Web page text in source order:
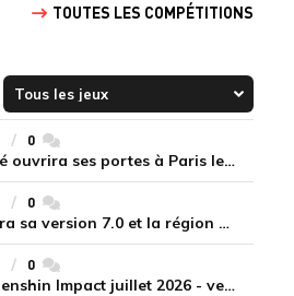
TOUTES LES COMPÉTITIONS
0commentaires
Le premier Genshin Café ouvrira ses portes à Paris le 14 août
0commentaires
Genshin Impact déploiera sa version 7.0 et la région de Snezhnaya le 12 août
0commentaires
Codes primo-gemmes Genshin Impact juillet 2026 - version 7.0